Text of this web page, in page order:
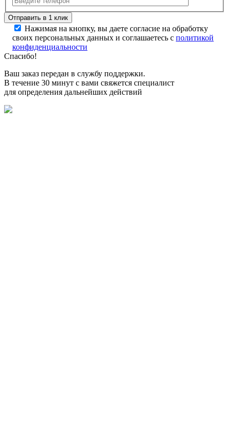
Нажимая на кнопку, вы даете согласие на обработку
своих персональных данных и соглашаетесь с политикой
конфиденциальности
Спасибо!
Ваш заказ передан в службу поддержки.
В течение 30 минут с вами свяжется специалист
для определения дальнейших действий